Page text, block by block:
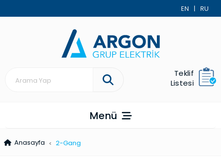
EN | RU
Teklif
Listesi
Menü
Anasayfa 2-Gang